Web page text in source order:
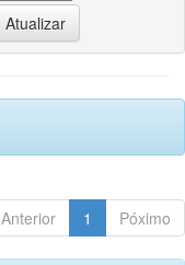
Anterior 1 Póximo